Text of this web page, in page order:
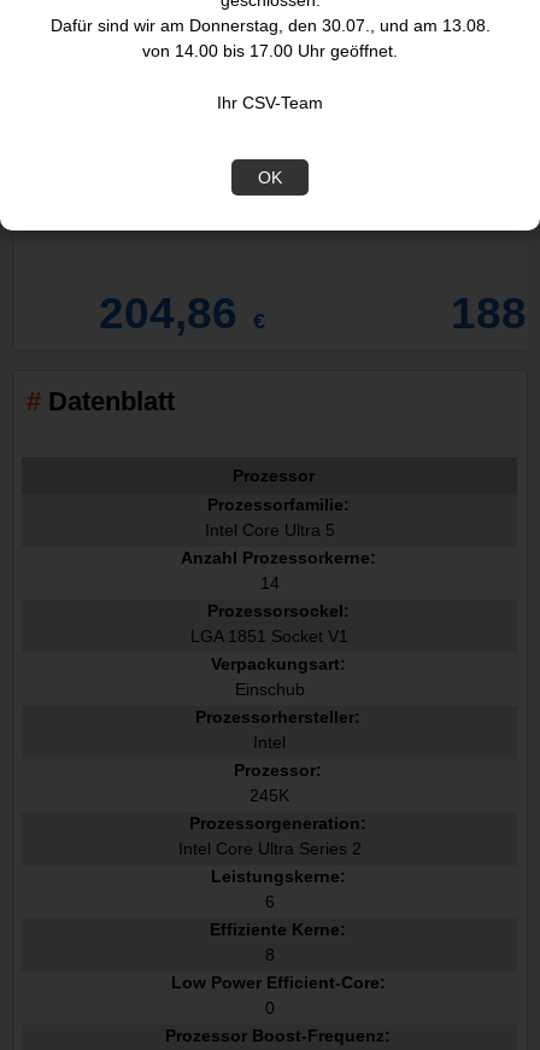
Dafür sind wir am Donnerstag, den 30.07., und am 13.08.
von 14.00 bis 17.00 Uhr geöffnet.
Ihr CSV-Team
OK
204,86 €
Datenblatt
Prozessor
Prozessorfamilie:
Intel Core Ultra 5
Anzahl Prozessorkerne:
14
Prozessorsockel:
LGA 1851 Socket V1
Verpackungsart:
Einschub
Prozessorhersteller:
Intel
Prozessor:
245K
Prozessorgeneration:
Intel Core Ultra Series 2
Leistungskerne:
6
Effiziente Kerne:
8
Low Power Efficient-Core:
0
Prozessor Boost-Frequenz: